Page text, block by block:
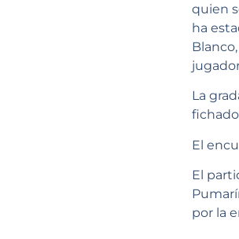
quien
ha
La
El
El
por la